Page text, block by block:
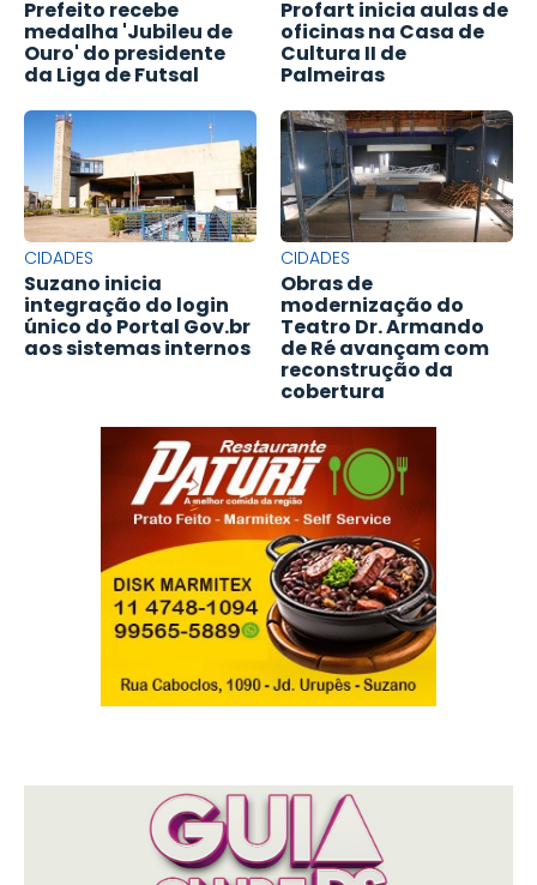
Prefeito recebe
medalha 'Jubileu de
Ouro' do presidente
da Liga de Futsal
Profart inicia aulas de
oficinas na Casa de
Cultura II de
Palmeiras
CIDADES
Suzano inicia
integração do login
único do Portal Gov.br
aos sistemas internos
CIDADES
Obras de
modernização do
Teatro Dr. Armando
de Ré avançam com
reconstrução da
cobertura